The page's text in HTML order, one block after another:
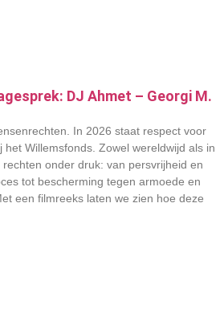
DJ Ahmet – Georgi M.
In 2026 staat respect voor
Willemsfonds. Zowel wereldwijd als in
onder druk: van persvrijheid en
tot bescherming tegen armoede en
een filmreeks laten we zien hoe deze